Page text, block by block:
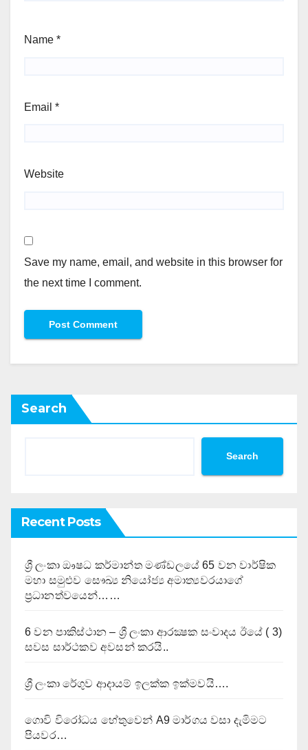
Name *
Email *
Website
Save my name, email, and website in this browser for
the next time I comment.
Search
Search
Recent Posts
ශ්‍රී ලංකා ඖෂධ කර්මාන්ත මණ්ඩලයේ 65 වන වාර්ෂික
මහා සමුළුව සෞඛ්‍ය නියෝජ්‍ය අමාත්‍යවරයාගේ
ප්‍රධානත්වයෙන්……
6 වන පාකිස්ථාන – ශ්‍රී ලංකා ආරක්‍ෂක සංවාදය ඊයේ ( 3)
සවස සාර්ථකව අවසන් කරයි..
ශ්‍රී ලංකා රේගුව ආදායම් ඉලක්ක ඉක්මවයි….
ගොවි විරෝධය හේතුවෙන් A9 මාර්ගය වසා දැමිමට
පියවර…